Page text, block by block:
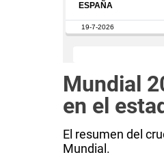
Mundial
en el
El resumen del
Mundial.